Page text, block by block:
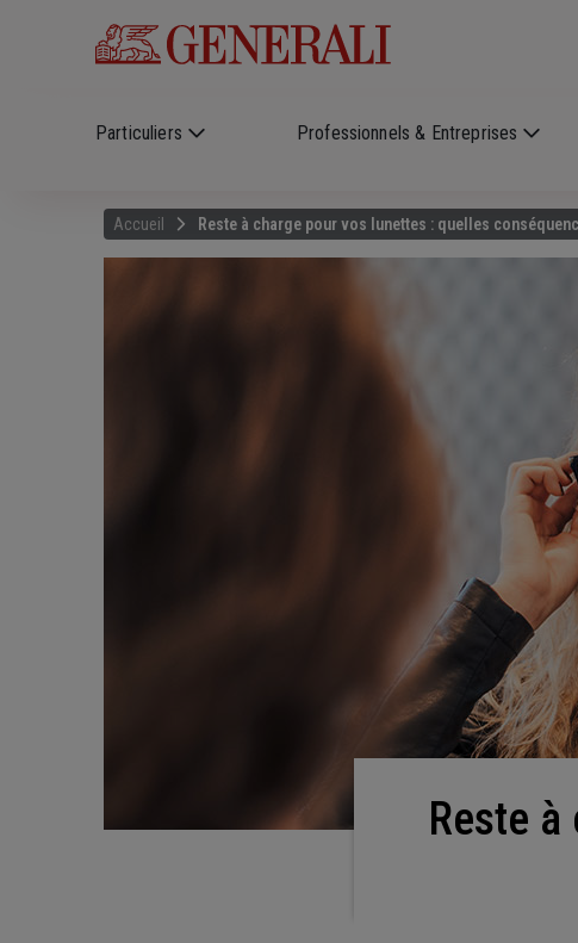
Particuliers Professionnels & Entreprises
Accueil Reste à charge pour vos lunettes : quelles
Reste à charge pour vos lunettes : quelles